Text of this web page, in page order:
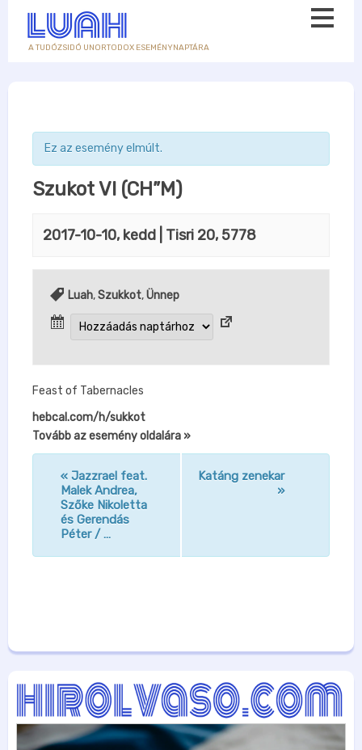
A TUDÓZSIDÓ UNORTODOX ESEMÉNYNAPTÁRA
Ez az esemény elmúlt.
Szukot VI (CH”M)
2017-10-10, kedd | Tisri 20, 5778
Luah,Szukkot,Ünnep
Feast of Tabernacles
hebcal.com/h/sukkot
Tovább az esemény oldalára »
i
i
« Jazzrael feat.
Malek Andrea,
Szőke Nikoletta
és Gerendás
Péter / …
Katáng zenekar
»